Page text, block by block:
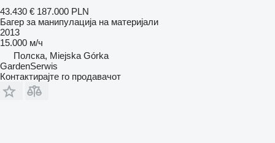
43.430 € 187.000 PLN
Багер за манипулација на материјали
2013
15.000 м/ч
Полска, Miejska Górka
GardenSerwis
Контактирајте го продавачот